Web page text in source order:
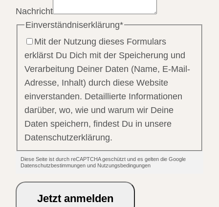
Nachricht
Einverständniserklärung*
Mit der Nutzung dieses Formulars
erklärst Du Dich mit der Speicherung und
Verarbeitung Deiner Daten (Name, E-Mail-
Adresse, Inhalt) durch diese Website
einverstanden. Detaillierte Informationen
darüber, wo, wie und warum wir Deine
Daten speichern, findest Du in unsere
Datenschutzerklärung.
Diese Seite ist durch reCAPTCHA geschützt und es gelten die Google
Datenschutzbestimmungen und Nutzungsbedingungen
Jetzt anmelden